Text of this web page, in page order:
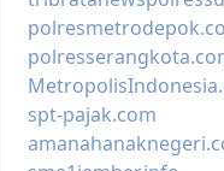
spt-pajak.com